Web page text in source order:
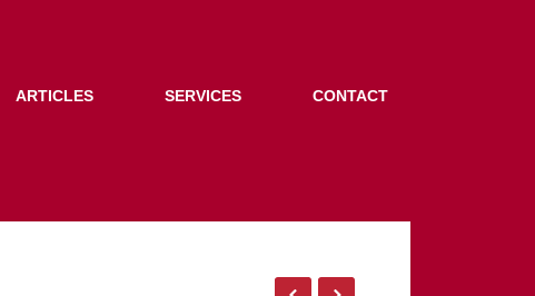
ARTICLES SERVICES CONTACT